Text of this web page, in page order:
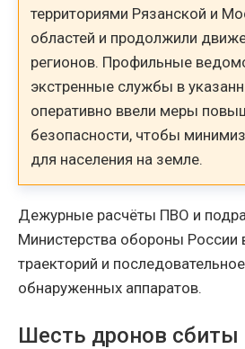
территориями Рязанской и
областей и продолжили
регионов. Профильные
экстренные службы в
оперативно ввели меры
безопасности, чтобы
для населения на земле.
Дежурные расчёты ПВО и
Министерства обороны России
траекторий и
обнаруженных аппаратов.
Шесть дронов сбиты